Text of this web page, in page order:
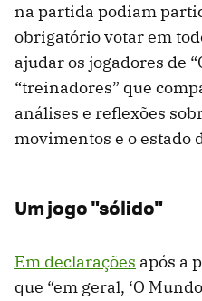
na partida podiam
obrigatório votar em
ajudar os jogadores de
“treinadores” que
análises e reflexões
movimentos e o estado
Um jogo "sólido"
Em declarações após a
que “em geral, ‘O